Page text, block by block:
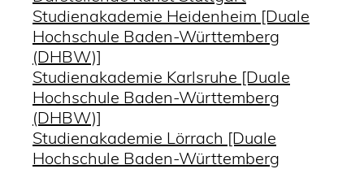
Studienakademie Heidenheim [Duale
Hochschule Baden-Württemberg
(DHBW)]
Studienakademie Karlsruhe [Duale
Hochschule Baden-Württemberg
(DHBW)]
Studienakademie Lörrach [Duale
Hochschule Baden-Württemberg